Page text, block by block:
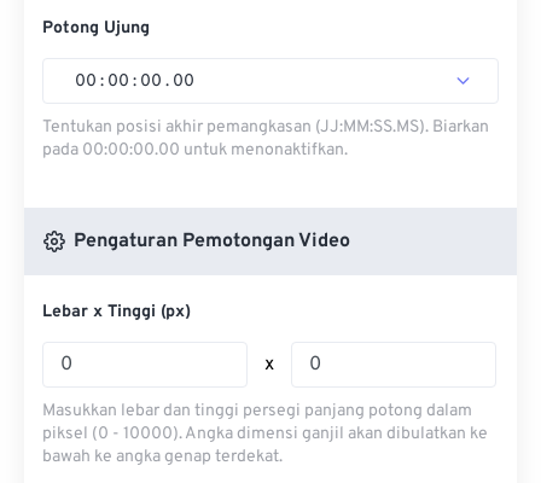
Potong Ujung
00 : 00 : 00 . 00
Tentukan posisi akhir pemangkasan (JJ:MM:SS.MS). Biarkan
pada 00:00:00.00 untuk menonaktifkan.
Pengaturan Pemotongan Video
Lebar x Tinggi (px)
x
Masukkan lebar dan tinggi persegi panjang potong dalam
piksel (0 - 10000). Angka dimensi ganjil akan dibulatkan ke
bawah ke angka genap terdekat.